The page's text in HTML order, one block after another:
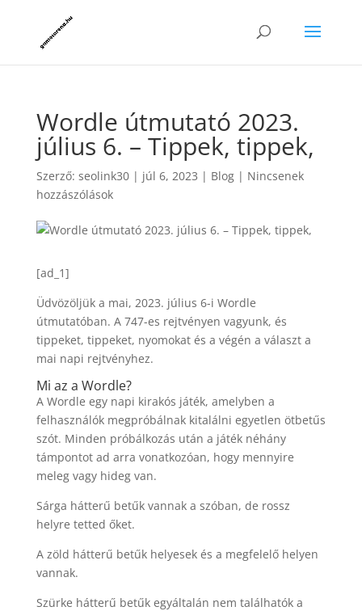
Wordle útmutató 2023.
július 6. – Tippek, tippek,
Szerző: seolink30| júl 6, 2023 | Blog| Nincsenek
hozzászólások
[ad_1]
Üdvözöljük a mai, 2023. július 6-i Wordle
útmutatóban. A 747-es rejtvényen vagyunk, és
tippeket, tippeket, nyomokat és a végén a választ a
mai napi rejtvényhez.
Mi az a Wordle?
A Wordle egy napi kirakós játék, amelyben a
felhasználók megpróbálnak kitalálni egyetlen ötbetűs
szót. Minden próbálkozás után a játék néhány
támpontot ad arra vonatkozóan, hogy mennyire
meleg vagy hideg van.
Sárga hátterű betűk vannak a szóban, de rossz
helyre tetted őket.
A zöld hátterű betűk helyesek és a megfelelő helyen
vannak.
Szürke hátterű betűk egyáltalán nem találhatók a